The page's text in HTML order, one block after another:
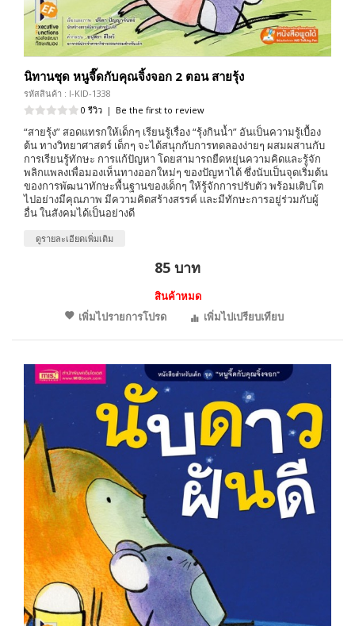
นิทานชุด หนูจี๊ดกับคุณจิ้งจอก 2 ตอน สายรุ้ง
รหัสสินค้า : I-KID-1338
0 รีวิว | Be the first to review
“สายรุ้ง” สอดแทรกให้เด็กๆ เรียนรู้เรื่อง “รุ้งกินน้ำ” อันเป็นความรู้เบื้อง
ต้น ทางวิทยาศาสตร์ เด็กๆ จะได้สนุกกับการทดลองง่ายๆ ผสมผสานกับ
การเรียนรู้ทักษะ การแก้ปัญหา โดยสามารถยืดหยุ่นความคิดและรู้จัก
พลิกแพลงเพื่อมองเห็นทางออกใหม่ๆ ของปัญหาได้ ซึ่งนับเป็นจุดเริ่มต้น
ของการพัฒนาทักษะพื้นฐานของเด็กๆ ให้รู้จักการปรับตัว พร้อมเติบโต
ไปอย่างมีคุณภาพ มีความคิดสร้างสรรค์ และมีทักษะการอยู่ร่วมกับผู้
อื่น ในสังคมได้เป็นอย่างดี
ดูรายละเอียดเพิ่มเติม
85 บาท
สินค้าหมด
เพิ่มไปรายการโปรด
เพิ่มไปเปรียบเทียบ